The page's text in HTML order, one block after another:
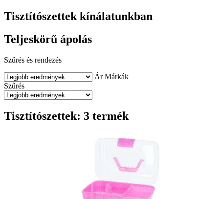
Tisztítószettek kínálatunkban
Teljeskörű ápolás
Szűrés és rendezés
Ár Márkák
Szűrés
Tisztítószettek: 3 termék